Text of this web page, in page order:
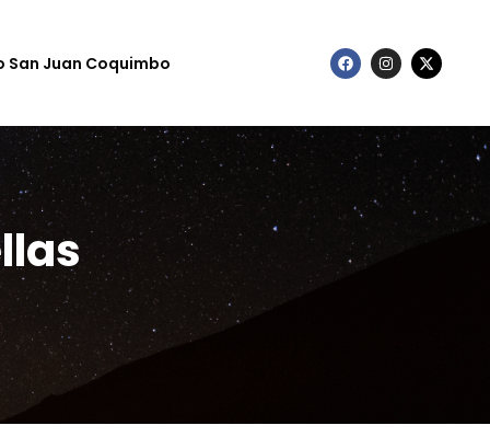
San Juan Coquimbo